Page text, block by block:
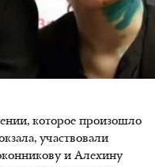
которое произошло
участвовали
и Алехину